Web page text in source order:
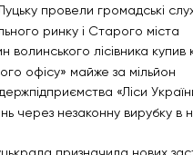
провели громадські
ринку і Старого міста
волинського лісівника
офісу» майже за мільйон
«Ліси
через незаконну вирубку в
призначила нових